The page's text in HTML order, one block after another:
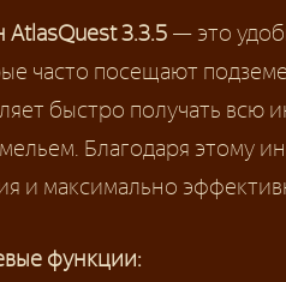
AtlasQuest 3.3.5 — это
часто посещают
быстро получать всю
Благодаря этому
и максимально
функции: